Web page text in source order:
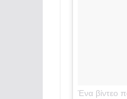
Ένα βίντεο